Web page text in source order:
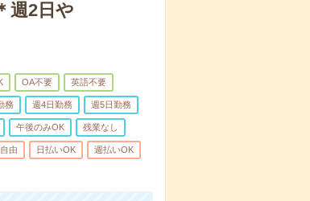
週2日や
OA不要 英語不要
務 週4日勤務 週5日勤務
午後のみOK 残業なし
由 日払いOK 週払いOK